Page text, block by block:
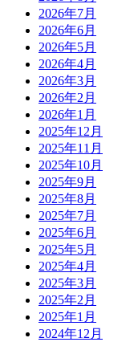
2026年7月
2026年6月
2026年5月
2026年4月
2026年3月
2026年2月
2026年1月
2025年12月
2025年11月
2025年10月
2025年9月
2025年8月
2025年7月
2025年6月
2025年5月
2025年4月
2025年3月
2025年2月
2025年1月
2024年12月